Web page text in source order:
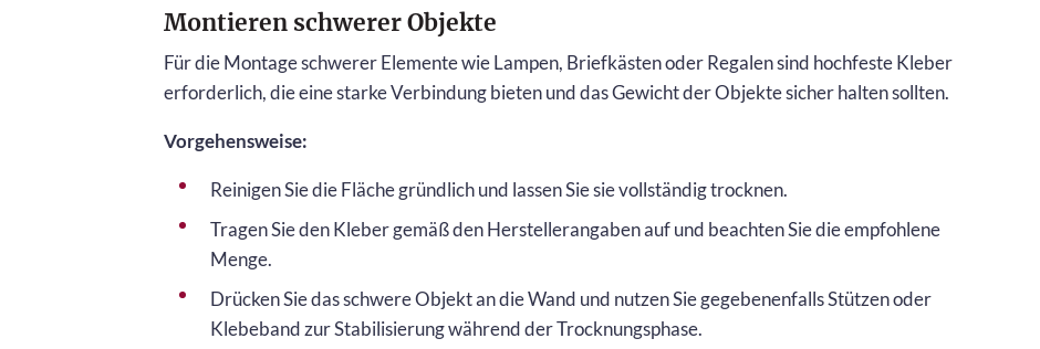
Montieren schwerer Objekte
Für die Montage schwerer Elemente wie Lampen, Briefkästen oder Regalen sind hochfeste Kleber
erforderlich, die eine starke Verbindung bieten und das Gewicht der Objekte sicher halten sollten.
Vorgehensweise:
Reinigen Sie die Fläche gründlich und lassen Sie sie vollständig trocknen.
Tragen Sie den Kleber gemäß den Herstellerangaben auf und beachten Sie die empfohlene
Menge.
Drücken Sie das schwere Objekt an die Wand und nutzen Sie gegebenenfalls Stützen oder
Klebeband zur Stabilisierung während der Trocknungsphase.